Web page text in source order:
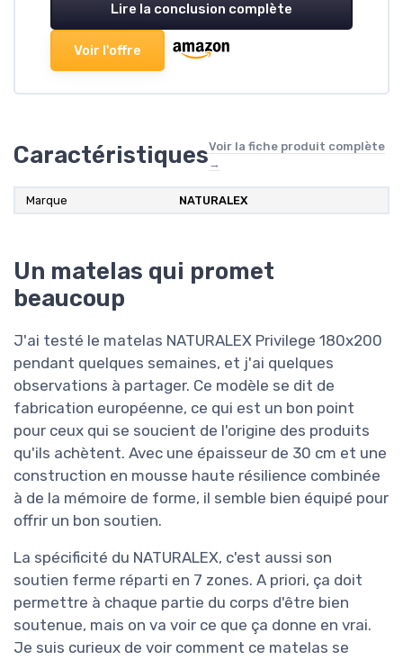
Lire la conclusion complète
Voir l'offre
CaractéristiquesVoir la fiche produit complète
→
Marque ‎NATURALEX
Un matelas qui promet
beaucoup
J'ai testé le matelas NATURALEX Privilege 180x200
pendant quelques semaines, et j'ai quelques
observations à partager. Ce modèle se dit de
fabrication européenne, ce qui est un bon point
pour ceux qui se soucient de l'origine des produits
qu'ils achètent. Avec une épaisseur de 30 cm et une
construction en mousse haute résilience combinée
à de la mémoire de forme, il semble bien équipé pour
offrir un bon soutien.
La spécificité du NATURALEX, c'est aussi son
soutien ferme réparti en 7 zones. A priori, ça doit
permettre à chaque partie du corps d'être bien
soutenue, mais on va voir ce que ça donne en vrai.
Je suis curieux de voir comment ce matelas se